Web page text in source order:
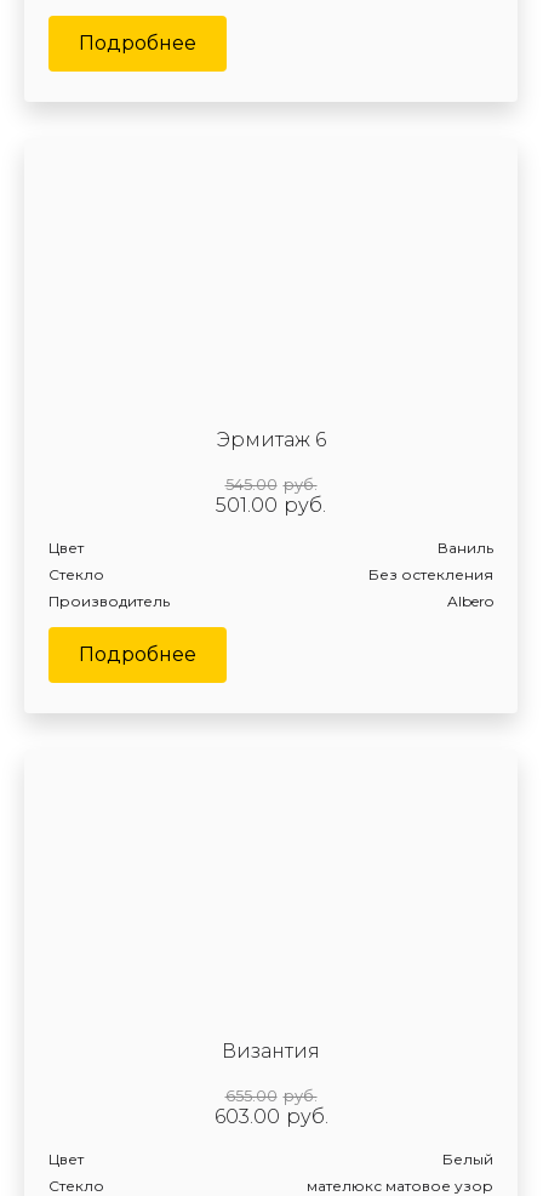
Подробнее
Эрмитаж 6
руб.
545.00
руб.
501.00
Цвет Ваниль
Производитель Albero
Стекло Без остекления
Подробнее
Византия
руб.
655.00
руб.
603.00
Цвет Белый
Стекло мателюкс матовое узор